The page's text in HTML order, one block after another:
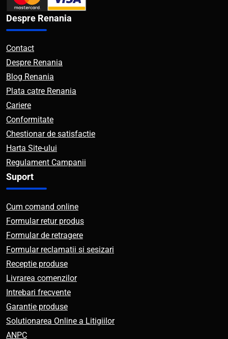
Despre Renania
Contact
Despre Renania
Blog Renania
Plata catre Renania
Cariere
Conformitate
Chestionar de satisfactie
Harta Site-ului
Regulament Campanii
Suport
Cum comand online
Formular retur produs
Formular de retragere
Formular reclamatii si sesizari
Receptie produse
Livrarea comenzilor
Intrebari frecvente
Garantie produse
Solutionarea Online a Litigiilor
ANPC